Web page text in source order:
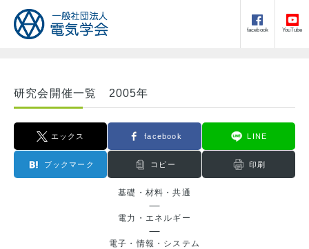
facebook YouTube
研究会開催一覧 2005年
エックス facebook LINE
ブックマーク コピー 印刷
基礎・材料・共通
電力・エネルギー
電子・情報・システム